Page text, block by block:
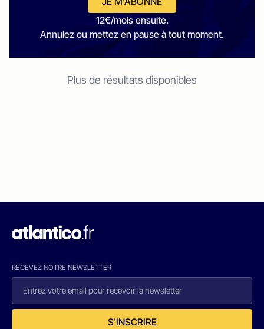
12€/mois ensuite.
Annulez ou mettez en pause à tout moment.
Plus de résultats disponibles
RECEVEZ NOTRE NEWSLETTER
S'INSCRIRE